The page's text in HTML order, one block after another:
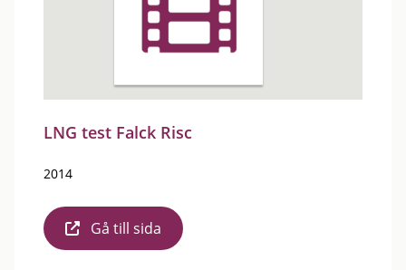
LNG test Falck Risc
2014
Gå till sida